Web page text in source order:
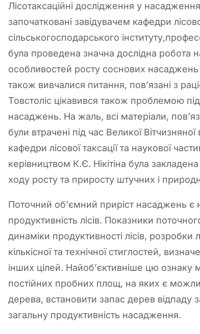
Лісотаксаційні дослідження у
започатковані завідувачем кафедри
сільськогосподарського
була проведена значна дослідна
особливостей росту соснових насаджень
також вивчалися питання, пов’язані з
Товстоліс цікавився також проблемою
насаджень. На жаль, всі матеріали,
були втрачені під час Великої
кафедри лісової таксації та наукової
керівництвом К.Є. Нікітіна була
ходу росту та приросту штучних і
Поточний об’ємний приріст насаджень
продуктивність лісів. Показники
динаміки продуктивності лісів, розробки
кількісної та технічної стиглостей,
інших цілей. Найоб’єктивніше цю
постійних пробних площ, на яких є
дерева, встановити запас дерев відпаду
загальну продуктивність насадження.